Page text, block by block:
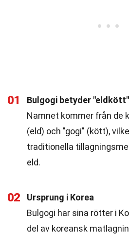
01
Bulgogi betyder "eldkött"
Namnet kommer från de
(eld) och "gogi" (kött),
traditionella
eld.
02
Ursprung i Korea
Bulgogi har sina rötter i
del av koreansk